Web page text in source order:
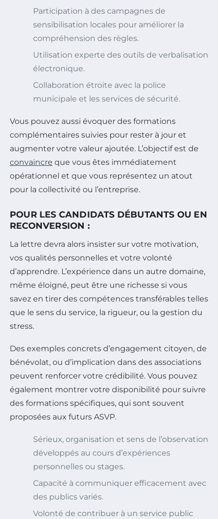
Participation à des campagnes de
sensibilisation locales pour améliorer la
compréhension des règles.
Utilisation experte des outils de verbalisation
électronique.
Collaboration étroite avec la police
municipale et les services de sécurité.
Vous pouvez aussi évoquer des formations
complémentaires suivies pour rester à jour et
augmenter votre valeur ajoutée. L’objectif est de
convaincre que vous êtes immédiatement
opérationnel et que vous représentez un atout
pour la collectivité ou l’entreprise.
POUR LES CANDIDATS DÉBUTANTS OU EN
RECONVERSION :
La lettre devra alors insister sur votre motivation,
vos qualités personnelles et votre volonté
d’apprendre. L’expérience dans un autre domaine,
même éloigné, peut être une richesse si vous
savez en tirer des compétences transférables telles
que le sens du service, la rigueur, ou la gestion du
stress.
Des exemples concrets d’engagement citoyen, de
bénévolat, ou d’implication dans des associations
peuvent renforcer votre crédibilité. Vous pouvez
également montrer votre disponibilité pour suivre
des formations spécifiques, qui sont souvent
proposées aux futurs ASVP.
Sérieux, organisation et sens de l’observation
développés au cours d’expériences
personnelles ou stages.
Capacité à communiquer efficacement avec
des publics variés.
Volonté de contribuer à un service public